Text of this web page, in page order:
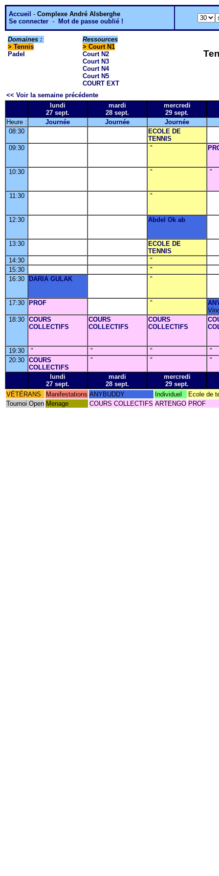
Accueil - Complexe André Alsberghe
Se connecter - Mot de passe oublié !
Domaines :
> Tennis
Padel
Ressources
> Court N1
Court N2
Court N3
Court N4
Court N5
COURT EXT
<< Voir la semaine précédente
lundi
27 sept.
mardi
28 sept.
mercredi
29 sept.
Heure :
Journée Journée
Journée
08:30
ECOLE DE
TENNIS
09:30
"
10:30 " "
11:30 "
12:30 Abdel Ok ab
13:30
ECOLE DE
TENNIS
14:30
"
15:30
"
16:30
DARIA GULAK "
17:30 PROF "
18:30 COURS
COLLECTIFS
COURS
COLLECTIFS
COURS
COLLECTIFS
19:30 " " "
"
20:30 COURS
COLLECTIFS
" " "
lundi
27 sept.
mardi
28 sept.
mercredi
29 sept.
VÉTÉRANS
Manifestations ANYBUDDY Individuel
Ecole de
Tournoi Open Menage COURS COLLECTIFS ARTENGO PROF